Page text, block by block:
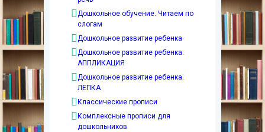
Дошкольное обучение. Читаем по
слогам
Дошкольное развитие ребенка
Дошкольное развитие ребенка.
АППЛИКАЦИЯ
Дошкольное развитие ребенка.
ЛЕПКА
Классические прописи
Комплексные прописи для
дошкольников